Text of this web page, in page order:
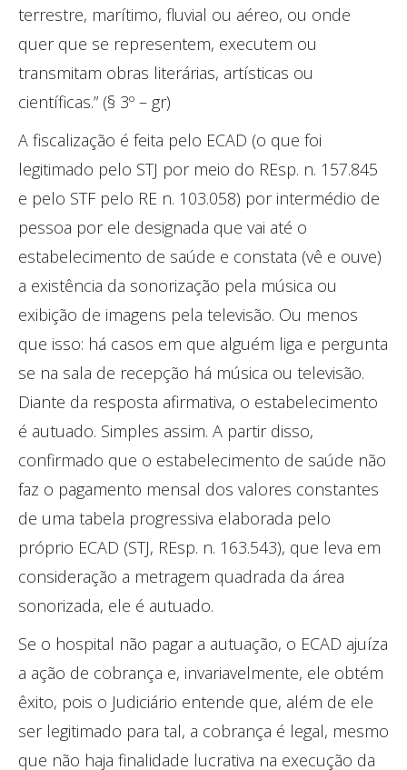
terrestre, marítimo, fluvial ou aéreo, ou onde
quer que se representem, executem ou
transmitam obras literárias, artísticas ou
científicas.” (§ 3º – gr)
A fiscalização é feita pelo ECAD (o que foi
legitimado pelo STJ por meio do REsp. n. 157.845
e pelo STF pelo RE n. 103.058) por intermédio de
pessoa por ele designada que vai até o
estabelecimento de saúde e constata (vê e ouve)
a existência da sonorização pela música ou
exibição de imagens pela televisão. Ou menos
que isso: há casos em que alguém liga e pergunta
se na sala de recepção há música ou televisão.
Diante da resposta afirmativa, o estabelecimento
é autuado. Simples assim. A partir disso,
confirmado que o estabelecimento de saúde não
faz o pagamento mensal dos valores constantes
de uma tabela progressiva elaborada pelo
próprio ECAD (STJ, REsp. n. 163.543), que leva em
consideração a metragem quadrada da área
sonorizada, ele é autuado.
Se o hospital não pagar a autuação, o ECAD ajuíza
a ação de cobrança e, invariavelmente, ele obtém
êxito, pois o Judiciário entende que, além de ele
ser legitimado para tal, a cobrança é legal, mesmo
que não haja finalidade lucrativa na execução da